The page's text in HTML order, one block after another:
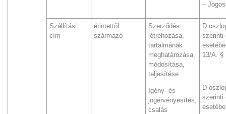
–
Szállítási
cím
érintettől
származó
Szerződés
létrehozása,
tartalmának
meghatározása,
módosítása,
teljesítése
Igény- és
jogérvényesítés,
csalás
D
szerinti
13/A. §
D
szerinti